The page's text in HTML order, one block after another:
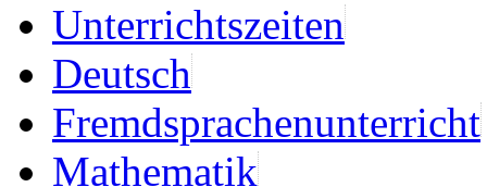
Unterrichtszeiten
Deutsch
Fremdsprachenunterricht
Mathematik